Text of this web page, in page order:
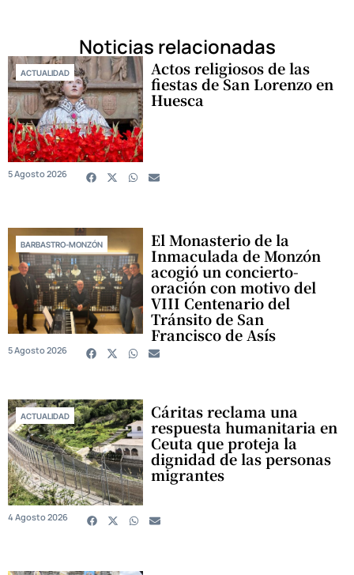
Noticias relacionadas
ACTUALIDAD Actos religiosos de las
fiestas de San Lorenzo en
Huesca
5 Agosto 2026
BARBASTRO-MONZÓN El Monasterio de la
Inmaculada de Monzón
acogió un concierto-
oración con motivo del
VIII Centenario del
Tránsito de San
Francisco de Asís
5 Agosto 2026
ACTUALIDAD Cáritas reclama una
respuesta humanitaria en
Ceuta que proteja la
dignidad de las personas
migrantes
4 Agosto 2026